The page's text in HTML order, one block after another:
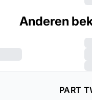
Anderen
PART